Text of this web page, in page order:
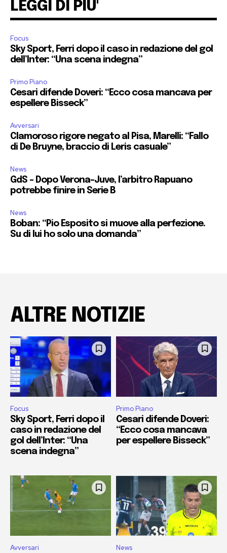
LEGGI DI PIU'
Focus
Sky Sport, Ferri dopo il caso in redazione del gol
dell’Inter: “Una scena indegna”
Primo Piano
Cesari difende Doveri: “Ecco cosa mancava per
espellere Bisseck”
Avversari
Clamoroso rigore negato al Pisa, Marelli: “Fallo
di De Bruyne, braccio di Leris casuale”
News
GdS – Dopo Verona-Juve, l’arbitro Rapuano
potrebbe finire in Serie B
News
Boban: “Pio Esposito si muove alla perfezione.
Su di lui ho solo una domanda”
ALTRE NOTIZIE
Focus
Sky Sport, Ferri dopo il
caso in redazione del
gol dell’Inter: “Una
scena indegna”
Primo Piano
Cesari difende Doveri:
“Ecco cosa mancava
per espellere Bisseck”
Avversari News